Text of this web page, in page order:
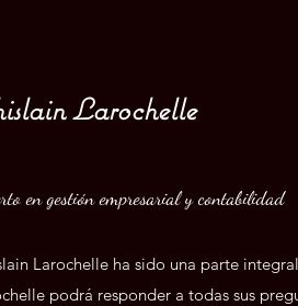
Larochelle
en gestión empresarial y contabilidad
Larochelle ha sido una parte
podrá responder a todas sus